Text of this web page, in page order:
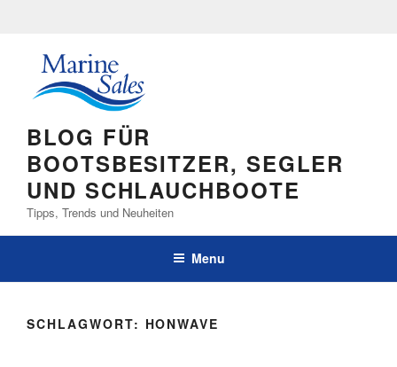
BLOG FÜR
BOOTSBESITZER, SEGLER
UND SCHLAUCHBOOTE
Tipps, Trends und Neuheiten
Menu
SCHLAGWORT: HONWAVE